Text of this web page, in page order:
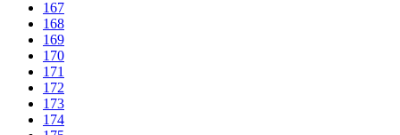
167
168
169
170
171
172
173
174